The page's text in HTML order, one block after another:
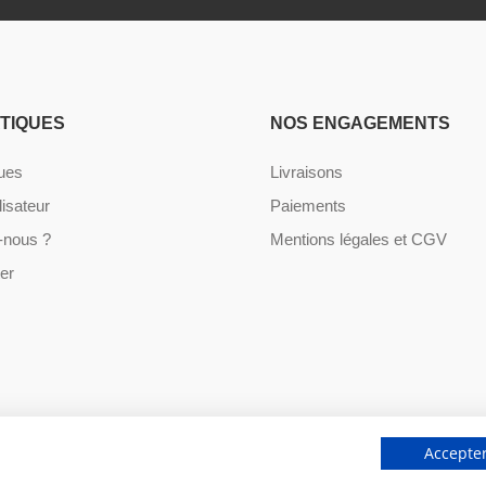
?
NOS ENGAGEMENTS
Livraisons
Paiements
Mentions légales et CGV